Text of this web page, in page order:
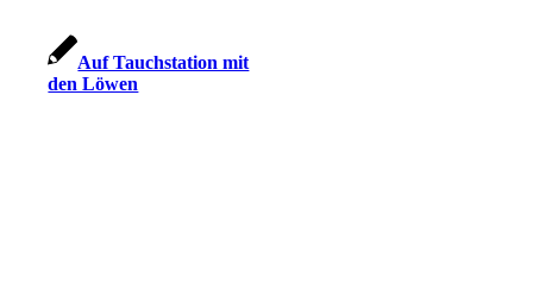
Auf Tauchstation mit
den Löwen